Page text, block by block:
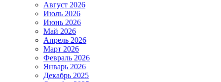
Август 2026
Июль 2026
Июнь 2026
Май 2026
Апрель 2026
Март 2026
Февраль 2026
Январь 2026
Декабрь 2025